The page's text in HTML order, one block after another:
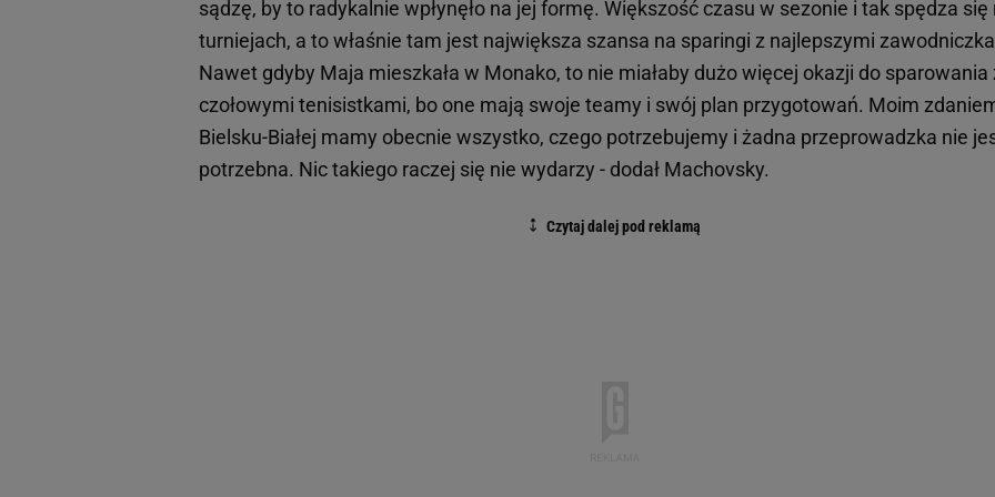
sądzę, by to radykalnie wpłynęło na jej formę. Większość czasu w sezonie i tak spędza się
turniejach, a to właśnie tam jest największa szansa na sparingi z najlepszymi
Nawet gdyby Maja mieszkała w Monako, to nie miałaby dużo więcej okazji do sparowania
czołowymi tenisistkami, bo one mają swoje teamy i swój plan przygotowań. Moim
Bielsku-Białej mamy obecnie wszystko, czego potrzebujemy i żadna przeprowadzka nie
potrzebna. Nic takiego raczej się nie wydarzy - dodał Machovsky.